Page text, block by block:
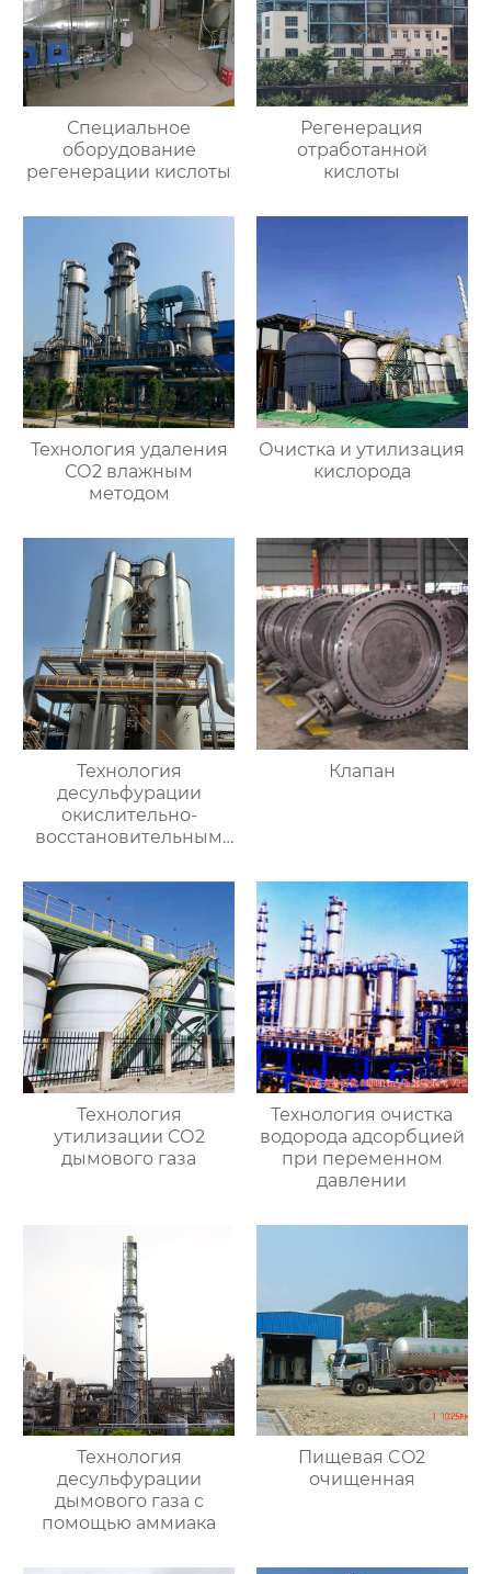
Специальное
оборудование
регенерации кислоты
Регенерация
отработанной
кислоты
Технология удаления
СО2 влажным
методом
Очистка и утилизация
кислорода
Технология
десульфурации
окислительно-
восстановительным
Клапан
Технология
утилизации СО2
дымового газа
Технология очистка
водорода адсорбцией
при переменном
давлении
Технология
десульфурации
дымового газа с
помощью аммиака
Пищевая CO2
очищенная